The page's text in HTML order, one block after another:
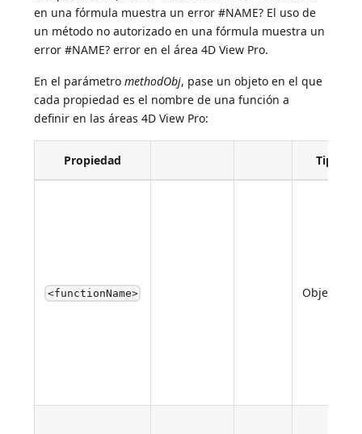
en una fórmula muestra un error #NAME? El uso de
un método no autorizado en una fórmula muestra un
error #NAME? error en el área 4D View Pro.
En el parámetromethodObj, pase un objeto en el que
cada propiedad es el nombre de una función a
definir en las áreas 4D View Pro:
Propiedad Tipo
<functionName> Object